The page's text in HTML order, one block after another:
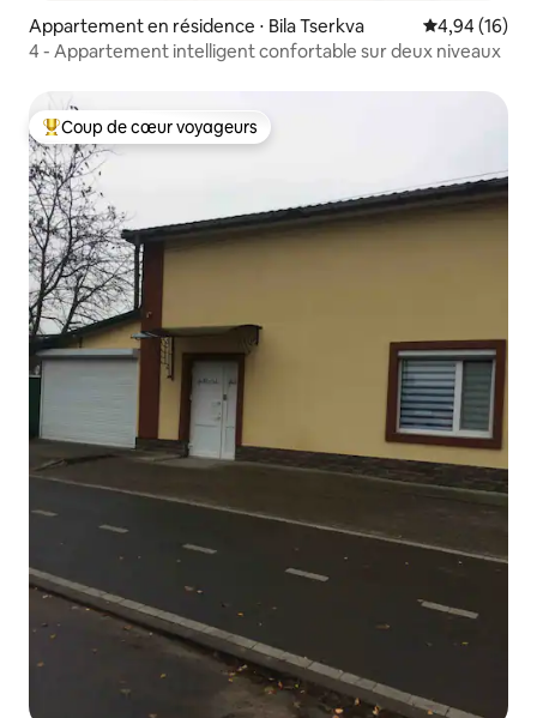
Appartement en résidence ⋅ Bila Tserkva Évaluation
4,94 (16)
4 - Appartement intelligent confortable sur deux niveaux
Coups de cœur voyageurs les plus appréciés
Coup de cœur voyageurs